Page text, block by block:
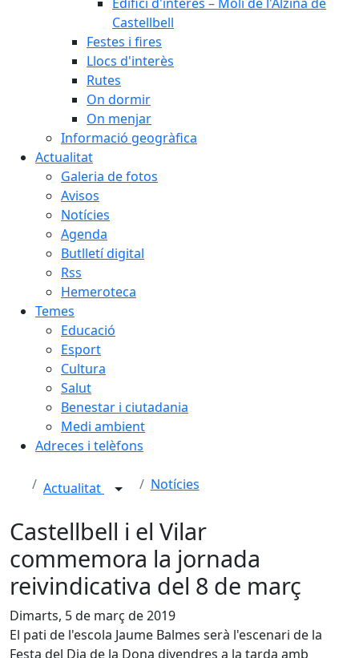
Castellbell
Festes i fires
Llocs d'interès
Rutes
On dormir
On menjar
Informació geogràfica
Actualitat
Galeria de fotos
Avisos
Notícies
Agenda
Butlletí digital
Rss
Hemeroteca
Temes
Educació
Esport
Cultura
Salut
Benestar i ciutadania
Medi ambient
Adreces i telèfons
Actualitat Notícies
Castellbell i el Vilar
commemora la jornada
reivindicativa del 8 de març
Dimarts, 5 de març de 2019
El pati de l'escola Jaume Balmes serà l'escenari de la
Festa del Dia de la Dona divendres a la tarda amb